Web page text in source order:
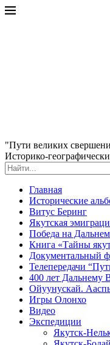
"Пути великих
Историко-
Главная
Исторические
Витус Беринг
Якутская
Победа на
Книга «Тайны
Документальный
Телепередачи
400 лет Дальнему
Ойуунускай.
Игры Олонхо
Видео
Экспедиции
Якутск-